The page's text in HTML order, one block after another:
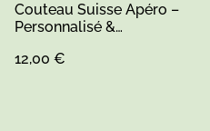
Couteau Suisse Apéro –
Personnalisé &
12,00 €